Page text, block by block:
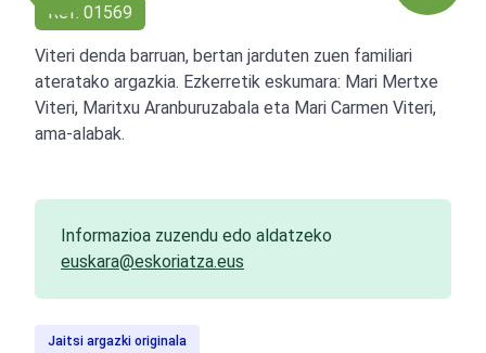
Ref: 01569
Viteri denda barruan, bertan jarduten zuen familiari
ateratako argazkia. Ezkerretik eskumara: Mari Mertxe
Viteri, Maritxu Aranburuzabala eta Mari Carmen Viteri,
ama-alabak.
Informazioa zuzendu edo aldatzeko
euskara@eskoriatza.eus
Jaitsi argazki originala